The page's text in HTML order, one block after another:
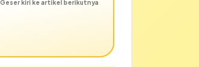
Geser kiri ke artikel berikutnya